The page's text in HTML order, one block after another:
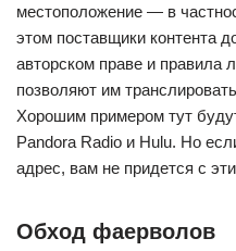
местоположение — в
этом поставщики контента
авторском праве и правила
позволяют им
Хорошим примером тут
Pandora Radio и Hulu. Но
адрес, вам не придется с
Обход фаерволов